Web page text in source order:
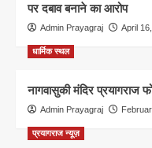
पर दबाव बनाने का आरोप
Admin Prayagraj April
धार्मिक स्थल
नागवासुकी मंदिर
Admin Prayagraj
प्रयागराज न्यूज़